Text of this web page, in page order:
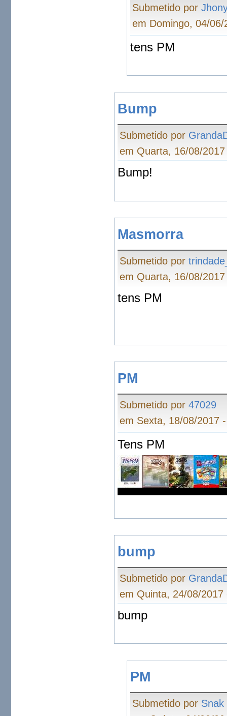
Submetido por
em Domingo, 04/
tens PM
Bump
Submetido por
em Quarta, 16/08/
Bump!
Masmorra
Submetido por
em Quarta, 16/08/
tens PM
PM
Submetido por47029
em Sexta, 18/08/2017
Tens PM
bump
Submetido por
em Quinta, 24/08/2017
bump
PM
Submetido por Snak